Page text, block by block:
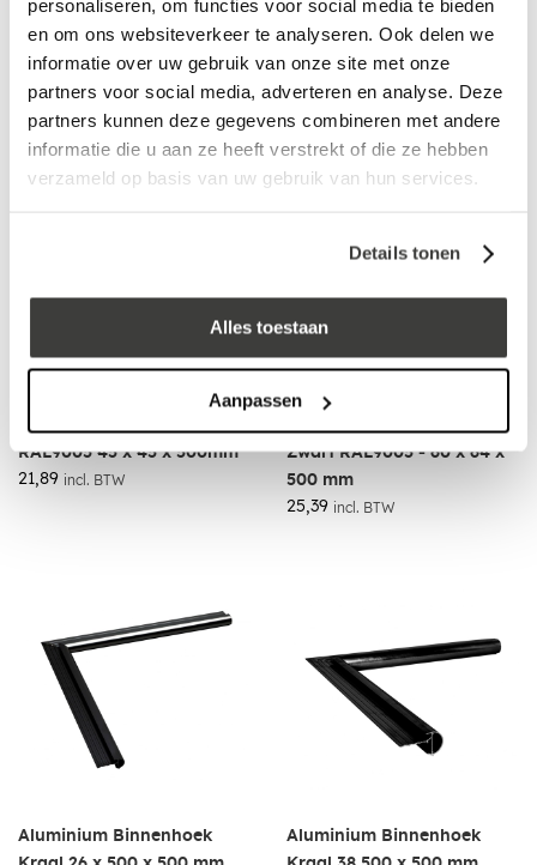
personaliseren, om functies voor social media te bieden
en om ons websiteverkeer te analyseren. Ook delen we
informatie over uw gebruik van onze site met onze
partners voor social media, adverteren en analyse. Deze
partners kunnen deze gegevens combineren met andere
informatie die u aan ze heeft verstrekt of die ze hebben
verzameld op basis van uw gebruik van hun services.
Details tonen
Alles toestaan
Aanpassen
Aluminium Buitenhoek
Kraal Zwart, RAL9005 38 x
500 x 500mm
48,39 incl. BTW
Aluminium Binnenhoek
Zwart, RAL9005 35 x 28 x
500mm
19,19 incl. BTW
RAL9005 45 x 45 x 500mm
21,89 incl. BTW
Zwart RAL9005 - 60 x 64 x
500 mm
25,39 incl. BTW
Aluminium Binnenhoek
Aluminium Binnenhoek